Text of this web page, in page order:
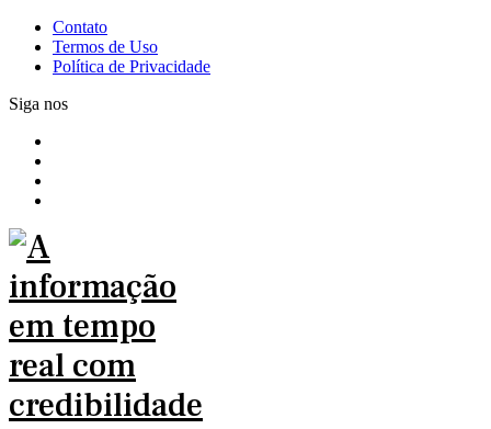
Contato
Termos de Uso
Política de Privacidade
Siga nos